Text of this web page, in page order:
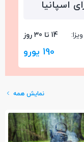
اسپانیا
14 تا 30 روز
190 یورو
نمایش همه